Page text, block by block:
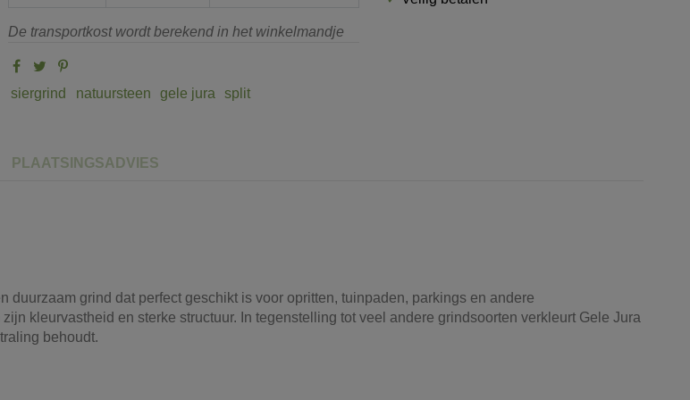
De transportkost wordt berekend in het winkelmandje
siergrind natuursteen gele jura split
PLAATSINGSADVIES
grind dat perfect geschikt is voor opritten, tuinpaden, parkings en andere
kleurvastheid en sterke structuur. In tegenstelling tot veel andere grindsoorten verkleurt Gele Jura
behoudt.